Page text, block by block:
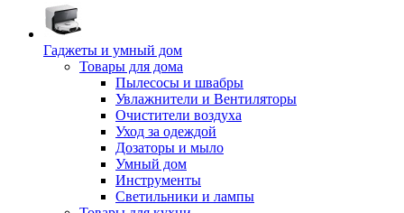
Гаджеты и умный дом
Товары для дома
Пылесосы и швабры
Увлажнители и Вентиляторы
Очистители воздуха
Уход за одеждой
Дозаторы и мыло
Умный дом
Инструменты
Светильники и лампы